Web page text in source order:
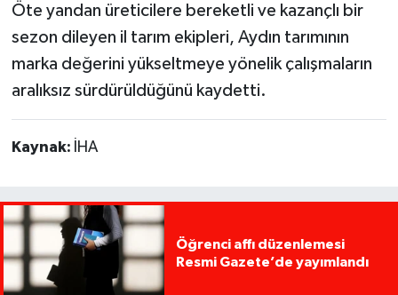
Öte yandan üreticilere bereketli ve kazançlı bir
sezon dileyen il tarım ekipleri, Aydın tarımının
marka değerini yükseltmeye yönelik çalışmaların
aralıksız sürdürüldüğünü kaydetti.
Kaynak: İHA
Öğrenci affı düzenlemesi
Resmi Gazete’de yayımlandı